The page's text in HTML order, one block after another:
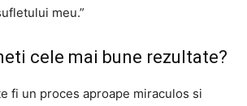
meu.”
cele mai bune rezultate?
fi un proces aproape miraculos si